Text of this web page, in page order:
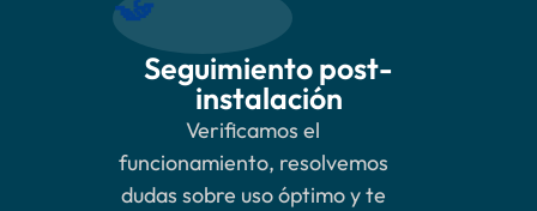
Seguimiento post-
instalación
Verificamos el
funcionamiento, resolvemos
dudas sobre uso óptimo y te